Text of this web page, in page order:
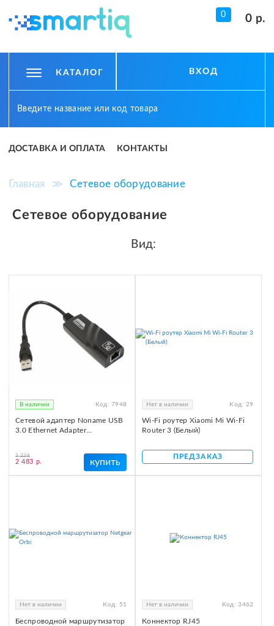
0 0 р.
КАТАЛОГ ВХОД
ДОСТАВКА И ОПЛАТА КОНТАКТЫ
Главная ≫ Сетевое оборудование
Сетевое оборудование
Вид:
В наличии Код: 7948
Сетевой адаптер Noname USB
3.0 Ethernet Adapter...
3 228
2 483 р. купить
Нет в наличии Код: 29
Wi-Fi роутер Xiaomi Mi Wi-Fi
Router 3 (Белый)
ПРЕДЗАКАЗ
Нет в наличии Код: 51
Беспроводной маршрутизатор
Нет в наличии Код: 3462
Коннектор RJ45